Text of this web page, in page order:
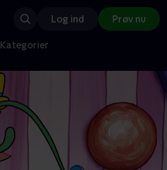
Log ind Prøv nu
Kategorier